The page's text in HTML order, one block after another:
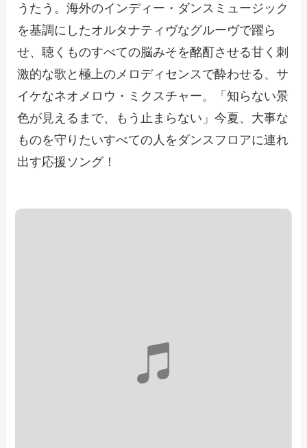
うたう。海外のインディー・ダンスミュージック
を基調にしたオルタナティヴなグルーヴで躍ら
せ、聴くものすべての脳みそを酩酊させる甘く刺
激的な歌と極上のメロディセンスで酔わせる、サ
イケなネオメロウ・ミクスチャー。「知らない景
色が見えるまで、もう止まらない」今夏、大事な
ものを守りたいすべての人をダンスフロアに連れ
出す応援ソング！